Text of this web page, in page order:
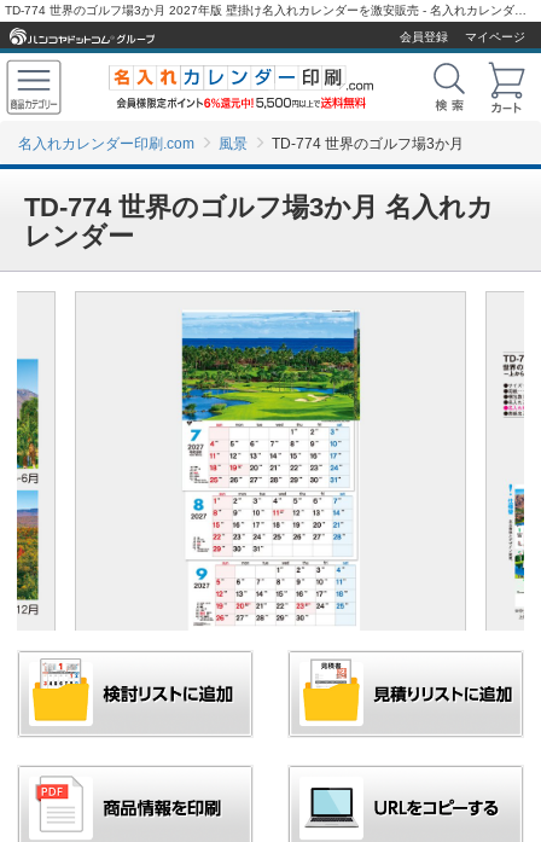
会員登録
マイページ
名入れカレンダー印刷.com 風景 TD-774 世界のゴルフ場3か月
TD-774 世界のゴルフ場3か月 名入れカ
レンダー